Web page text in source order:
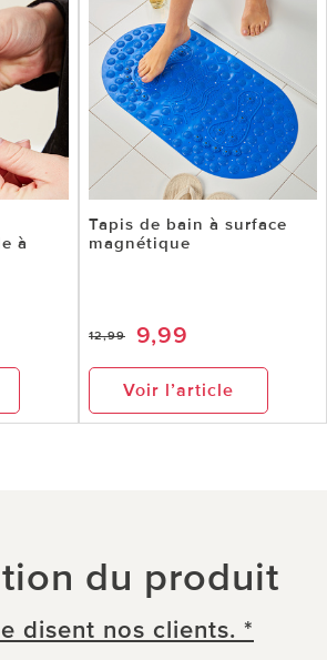
à
Tapis de bain à surface
magnétique
12,99 9,99
Voir l’article
du produit
disent nos clients. *